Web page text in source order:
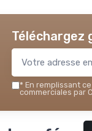
Téléchargez
* En remplissant
commerciales par